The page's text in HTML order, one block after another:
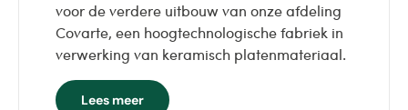
voor de verdere uitbouw van onze afdeling
Covarte, een hoogtechnologische fabriek in
verwerking van keramisch platenmateriaal.
Lees meer